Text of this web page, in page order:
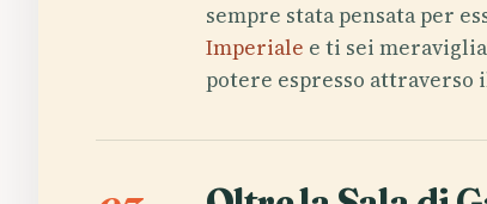
sempre stata pensata per
Imperiale e ti sei
potere espresso